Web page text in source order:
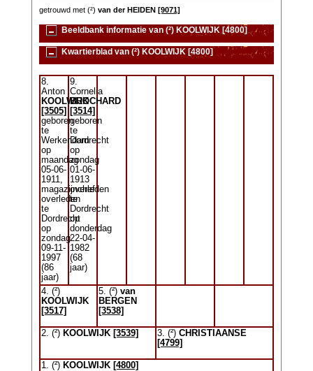
getrouwd met (²) van der HEIDEN [9071]
Beeldbank informatie van (²) KOOLWIJK [4800]
Kwartierblad van (²) KOOLWIJK [4800]
8.
Anton
KOOLWIJK
[3505]
geboren
te
Werkendam
op
maandag
05-06-
1911,
magazijnchef
overleden
te
Dordrecht
op
zondag
09-11-
1997
(86
jaar)
9.
Cornelia
BROCHARD
[3514]
geboren
te
Dordrecht
op
zondag
01-06-
1913
overleden
te
Dordrecht
op
donderdag
22-04-
1982
(68
jaar)
4. (²)
KOOLWIJK
[3517]
5. (²) van
BERGEN
[3538]
2. (²) KOOLWIJK [3539] 3. (²) CHRISTIAANSE
[4799]
1. (²) KOOLWIJK [4800]